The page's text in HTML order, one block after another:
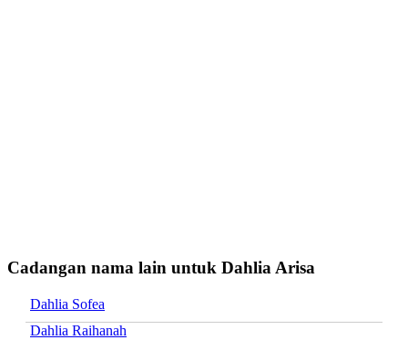
Cadangan nama lain untuk Dahlia Arisa
Dahlia Sofea
Dahlia Raihanah